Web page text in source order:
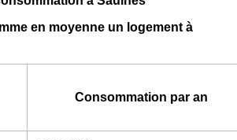
en moyenne un logement à
Consommation par an